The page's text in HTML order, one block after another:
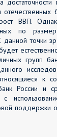
ВВП.
по
точки
групп
к
России и
поддержки